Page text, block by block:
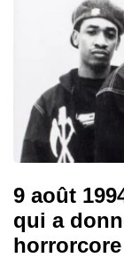
9 août
qui a
horrorcore